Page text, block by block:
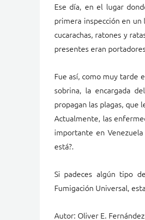
Ese día, en el lugar
primera inspección en un
cucarachas, ratones y
presentes eran
Fue así, como muy tarde
sobrina, la encargada
propagan las plagas, que
Actualmente, las
importante en
está?.
Si padeces algún tipo
Fumigación Universal,
Autor: Oliver E. Fernández